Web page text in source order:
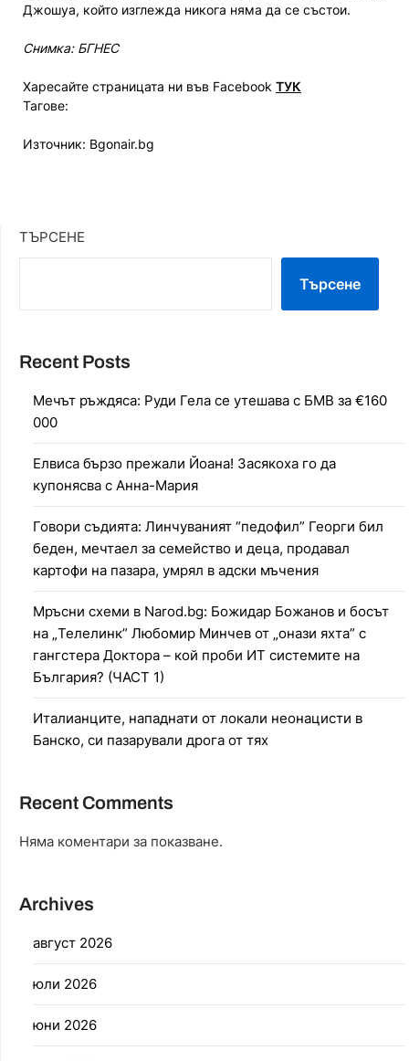
Джошуа, който изглежда никога няма да се състои.
Снимка: БГНЕС
Харесайте страницата ни във Facebook ТУК
Тагове:
Източник: Bgonair.bg
ТЪРСЕНЕ
Търсене
Recent Posts
Мечът ръждяса: Руди Гела се утешава с БМВ за €160
000
Елвиса бързо прежали Йоана! Засякоха го да
купонясва с Анна-Мария
Говори съдията: Линчуваният “педофил” Георги бил
беден, мечтаел за семейство и деца, продавал
картофи на пазара, умрял в адски мъчения
Мръсни схеми в Narod.bg: Божидар Божанов и босът
на „Телелинк” Любомир Минчев от „онази яхта” с
гангстера Доктора – кой проби ИТ системите на
България? (ЧАСТ 1)
Италианците, нападнати от локали неонацисти в
Банско, си пазарували дрога от тях
Recent Comments
Няма коментари за показване.
Archives
август 2026
юли 2026
юни 2026